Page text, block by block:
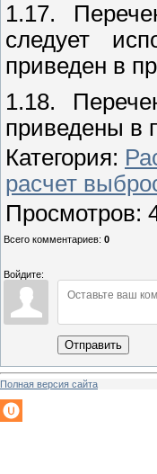
1.17.
следует
приведен в
1.18.
приведены в
Категория:
расчет
Просмотров:
Всего комментариев: 0
Войдите:
Отправить
Полная версия сайта